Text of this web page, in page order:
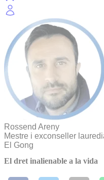
Rossend Areny
Mestre i exconseller
El Gong
El dret inalienable a la vida